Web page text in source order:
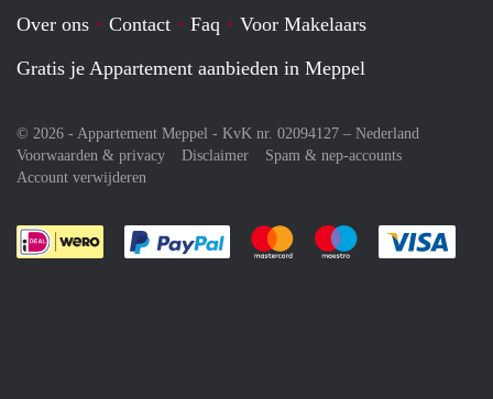
Over ons Contact Faq
Voor Makelaars
Gratis je Appartement aanbieden in Meppel
© 2026 - Appartement Meppel - KvK nr. 02094127 – Nederland
Voorwaarden & privacy
Disclaimer
Spam & nep-accounts
Account verwijderen
Je rekent gemakkelijk af met Paypal
Je rekent gemakkelijk af met
Je rekent